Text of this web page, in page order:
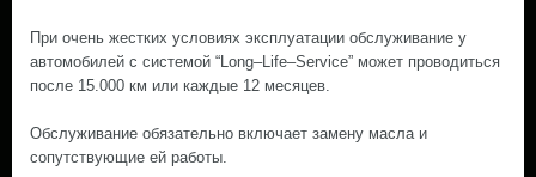
При очень жестких условиях эксплуатации обслуживание у
автомобилей с системой “Long–Life–Service” может проводиться
после 15.000 км или каждые 12 месяцев.
Обслуживание обязательно включает замену масла и
сопутствующие ей работы.